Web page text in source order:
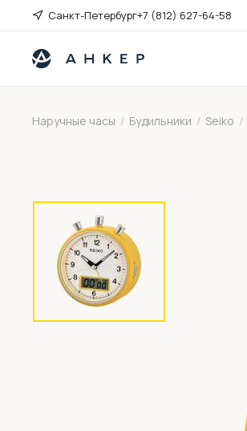
Санкт-Петербург+7 (812) 627-64-58
Наручные часы / Будильники / Seiko /